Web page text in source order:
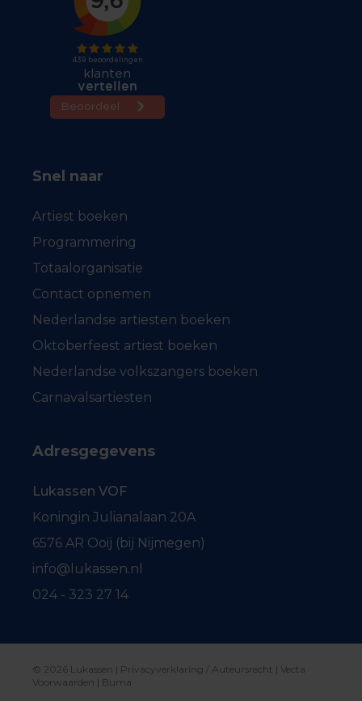
Snel naar
Artiest boeken
Programmering
Totaalorganisatie
Contact opnemen
Nederlandse artiesten boeken
Oktoberfeest artiest boeken
Nederlandse volkszangers boeken
Carnavalsartiesten
Adresgegevens
Lukassen VOF
Koningin Julianalaan 20A
6576 AR Ooij (bij Nijmegen)
info@lukassen.nl
024 - 323 27 14
© 2026 Lukassen | Privacyverklaring / Auteursrecht | Vecta
Voorwaarden | Buma